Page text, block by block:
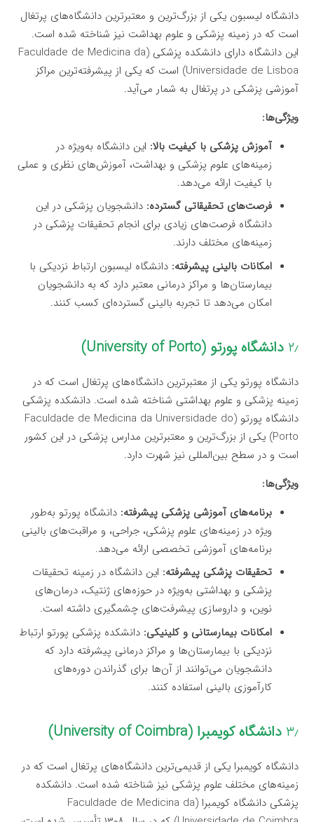
دانشگاه لیسبون یکی از بزرگ‌ترین و معتبرترین دانشگاه‌های پرتغال
است که در زمینه پزشکی و علوم بهداشت نیز شناخته شده است.
این دانشگاه دارای دانشکده پزشکی (Faculdade de Medicina da
Universidade de Lisboa) است که یکی از پیشرفته‌ترین مراکز
آموزشی پزشکی در پرتغال به شمار می‌آید.
ویژگی‌ها:
آموزش پزشکی با کیفیت بالا: این دانشگاه به‌ویژه در
زمینه‌های علوم پزشکی و بهداشت، آموزش‌های نظری و عملی
با کیفیت ارائه می‌دهد.
فرصت‌های تحقیقاتی گسترده: دانشجویان پزشکی در این
دانشگاه فرصت‌های زیادی برای انجام تحقیقات پزشکی در
زمینه‌های مختلف دارند.
امکانات بالینی پیشرفته: دانشگاه لیسبون ارتباط نزدیکی با
بیمارستان‌ها و مراکز درمانی معتبر دارد که به دانشجویان
امکان می‌دهد تا تجربه بالینی گسترده‌ای کسب کنند.
۲٫ دانشگاه پورتو (University of Porto)
دانشگاه پورتو یکی از معتبرترین دانشگاه‌های پرتغال است که در
زمینه پزشکی و علوم بهداشتی شناخته شده است. دانشکده پزشکی
دانشگاه پورتو (Faculdade de Medicina da Universidade do
Porto) یکی از بزرگ‌ترین و معتبرترین مدارس پزشکی در این کشور
است و در سطح بین‌المللی نیز شهرت دارد.
ویژگی‌ها:
برنامه‌های آموزشی پزشکی پیشرفته: دانشگاه پورتو به‌طور
ویژه در زمینه‌های علوم پزشکی، جراحی، و مراقبت‌های بالینی
برنامه‌های آموزشی تخصصی ارائه می‌دهد.
تحقیقات پزشکی پیشرفته: این دانشگاه در زمینه تحقیقات
پزشکی و بهداشتی به‌ویژه در حوزه‌های ژنتیک، درمان‌های
نوین، و داروسازی پیشرفت‌های چشمگیری داشته است.
امکانات بیمارستانی و کلینیکی: دانشکده پزشکی پورتو ارتباط
نزدیکی با بیمارستان‌ها و مراکز درمانی پیشرفته دارد که
دانشجویان می‌توانند از آن‌ها برای گذراندن دوره‌های
کارآموزی بالینی استفاده کنند.
۳٫ دانشگاه کویمبرا (University of Coimbra)
دانشگاه کویمبرا یکی از قدیمی‌ترین دانشگاه‌های پرتغال است که در
زمینه‌های مختلف علوم پزشکی نیز شناخته شده است. دانشکده
پزشکی دانشگاه کویمبرا (Faculdade de Medicina da